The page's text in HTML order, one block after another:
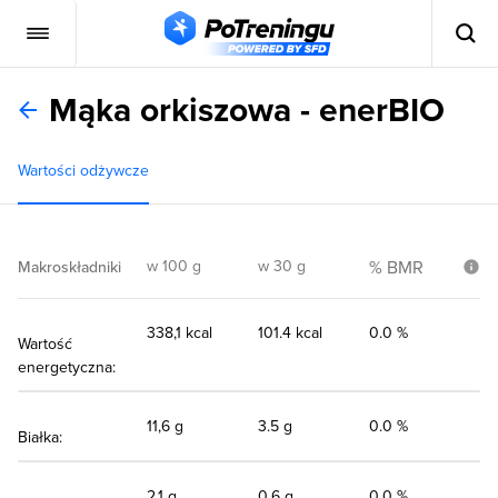
Mąka orkiszowa - enerBIO
Wartości odżywcze
Makroskładniki w 100 g w 30 g % BMR
Wartość
energetyczna:
338,1 kcal 101.4 kcal 0.0 %
Białka:
11,6 g 3.5 g 0.0 %